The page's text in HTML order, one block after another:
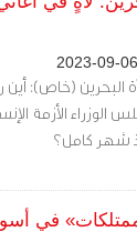
البحرين (خاص):
شهر كامل؟
في